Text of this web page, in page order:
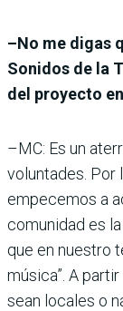
–No me digas
Sonidos de la
del proyecto
–MC: Es un
voluntades. Por
empecemos a
comunidad es
que en nuestro
música”. A
sean locales o